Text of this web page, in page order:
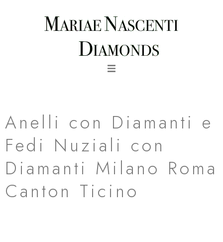
Anelli con Diamanti e
Fedi Nuziali con
Diamanti Milano Roma
Canton Ticino